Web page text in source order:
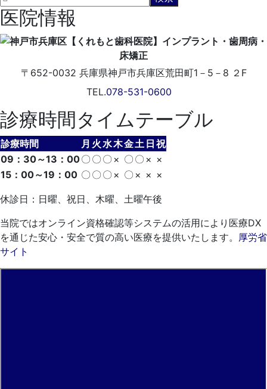
医院情報
〒652-0032 兵庫県神戸市兵庫区荒田町1－5－8 ２F
TEL.078-531-0600
診療時間タイムテーブル
診療時間 月 火 水木金土 日 祝
09：30～13：00〇 〇 〇 × 〇 〇 × ×
15：00～19：00 〇 〇 〇 × 〇 × × ×
休診日：日曜、祝日、木曜、土曜午後
当院ではオンライン資格確認等システムの活用により医療DX
を通じた安心・安全で質の高い医療を提供いたします。 厚労省
サイト